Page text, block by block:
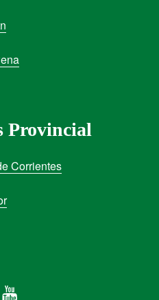
Provincial
Corrientes